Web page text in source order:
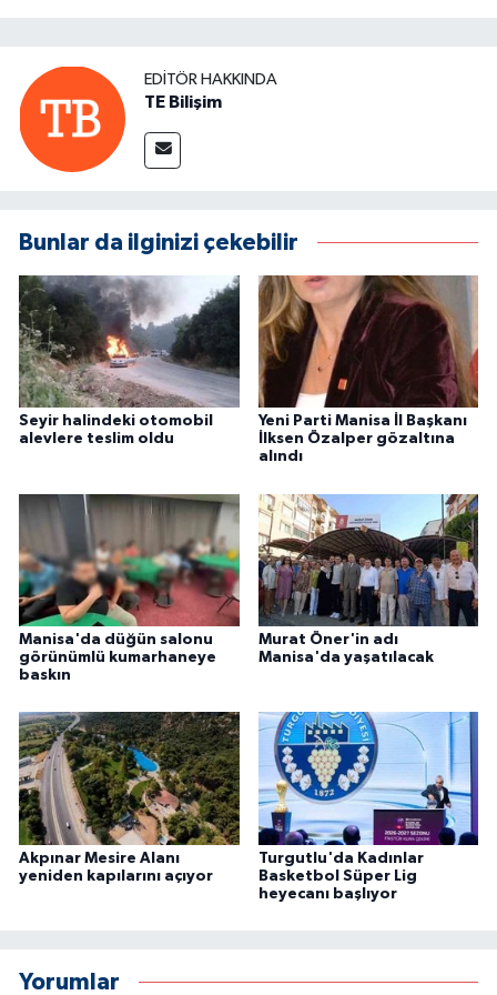
EDITÖR HAKKINDA
TE Bilişim
Bunlar da ilginizi çekebilir
Seyir halindeki otomobil
alevlere teslim oldu
Yeni Parti Manisa İl Başkanı
İlksen Özalper gözaltına
alındı
Manisa'da düğün salonu
görünümlü kumarhaneye
baskın
Murat Öner'in adı
Manisa'da yaşatılacak
Akpınar Mesire Alanı
yeniden kapılarını açıyor
Turgutlu'da Kadınlar
Basketbol Süper Lig
heyecanı başlıyor
Yorumlar